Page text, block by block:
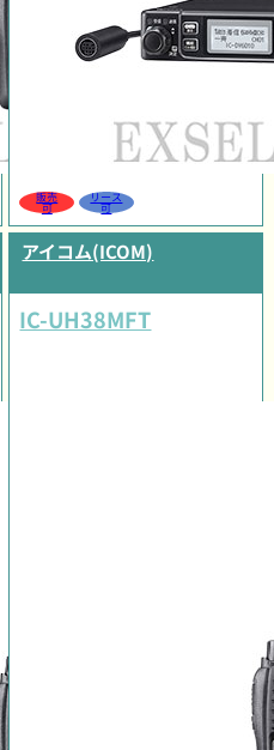
販売
可
リース
可
アイコム(ICOM)
IC-UH38MFT